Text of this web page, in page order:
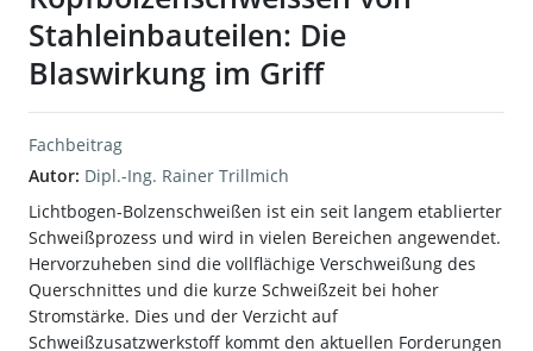
Stahleinbauteilen: Die
Blaswirkung im Griff
Fachbeitrag
Autor: Dipl.-Ing. Rainer Trillmich
Lichtbogen-Bolzenschweißen ist ein seit langem etablierter
Schweißprozess und wird in vielen Bereichen angewendet.
Hervorzuheben sind die vollflächige Verschweißung des
Querschnittes und die kurze Schweißzeit bei hoher
Stromstärke. Dies und der Verzicht auf
Schweißzusatzwerkstoff kommt den aktuellen Forderungen